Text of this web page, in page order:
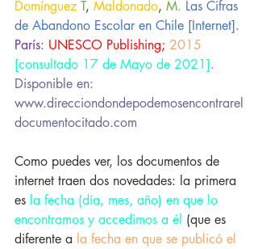
Domínguez T, Maldonado, M. Las Cifras
de Abandono Escolar en Chile [Internet].
París: UNESCO Publishing; 2015
[consultado 17 de Mayo de 2021].
Disponible en:
www.direcciondondepodemosencontrarel
documentocitado.com
Como puedes ver, los documentos de
internet traen dos novedades: la primera
es la fecha (día, mes, año) en que lo
encontramos y accedimos a él (que es
diferente a la fecha en que se publicó el